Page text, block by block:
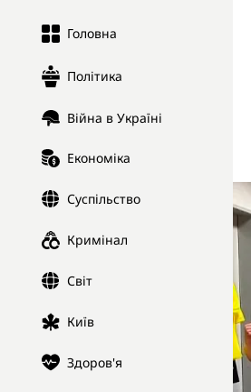
Головна
Політика
Війна в Україні
Економіка
Суспільство
Кримінал
Світ
Київ
Здоров'я